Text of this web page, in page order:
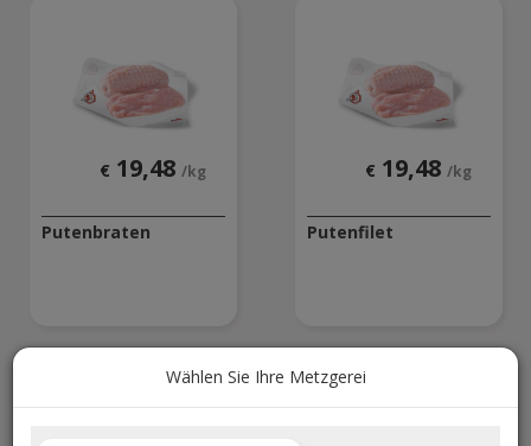
Wählen Sie Ihre Metzgerei
€ 19,48 /kg
Putenbraten
€ 19,48 /kg
Putenfilet